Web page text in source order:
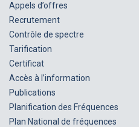
Appels d’offres
Recrutement
Contrôle de spectre
Tarification
Certificat
Accès à l’information
Publications
Planification des Fréquences
Plan National de fréquences